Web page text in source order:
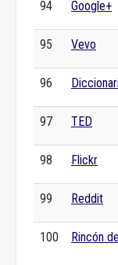
94 Google+
95 Vevo
96
97 TED
98 Flickr
99 Reddit
100 Rincón